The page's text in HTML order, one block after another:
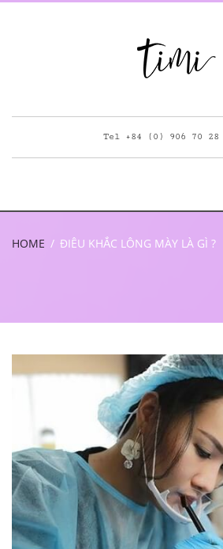
Tel +84 (0) 906 70 28
HOME ĐIÊU KHẮC LÔNG MÀY LÀ GÌ ?